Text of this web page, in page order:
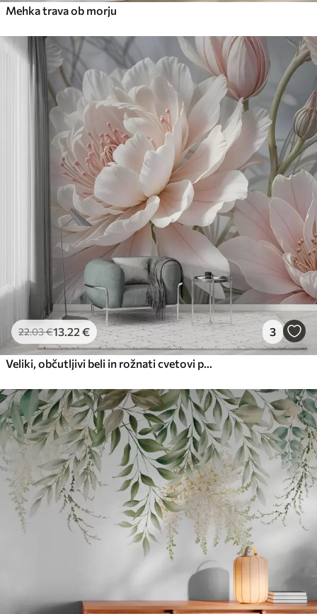
Mehka trava ob morju
22.03€13.22 € 3
Veliki, občutljivi beli in rožnati cvetovi pivonke z mehkimi, puhastimi cvetnimi listi na zamegljenem sivem ozadju